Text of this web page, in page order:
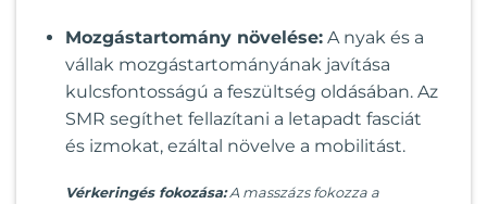
Mozgástartomány növelése:A nyak és a
vállak mozgástartományának javítása
kulcsfontosságú a feszültség oldásában. Az
SMR segíthet fellazítani a letapadt fasciát
és izmokat, ezáltal növelve a mobilitást.
Vérkeringés fokozása:A masszázs fokozza a